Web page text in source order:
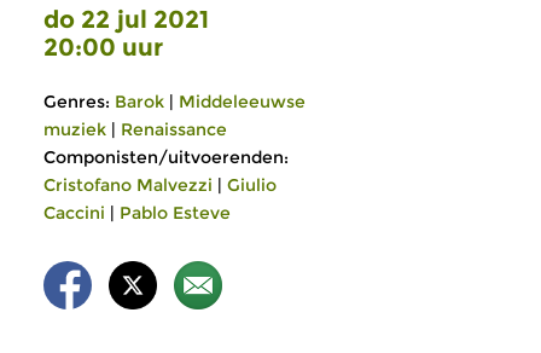
do 22 jul 2021
20:00 uur
Genres: Barok | Middeleeuwse
muziek | Renaissance
Componisten/uitvoerenden:
Cristofano Malvezzi | Giulio
Caccini | Pablo Esteve